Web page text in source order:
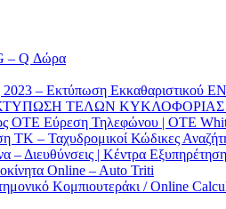
– Q Δώρα
– Εκτύπωση Εκκαθαριστικού
ΕΚΤΥΠΩΣΗ ΤΕΛΩΝ ΚΥΚΛΟΦΟΡΙΑΣ
ΟΤΕ Εύρεση Τηλεφώνου | OTE
ΤΚ – Ταχυδρομικοί Κώδικες
Διευθύνσεις | Κέντρα
Online – Auto Triti
Κομπιουτεράκι / Online